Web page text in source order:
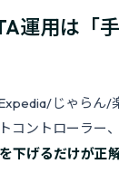
運用は「
じゃらん
コントローラー
下げるだけが正